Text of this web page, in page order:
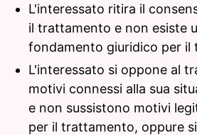
L'interessato ritira il
il trattamento e non esiste
fondamento giuridico per il
L'interessato si oppone al
motivi connessi alla sua
e non sussistono motivi
per il trattamento, oppure